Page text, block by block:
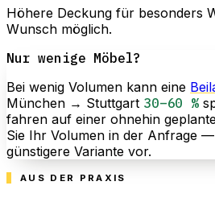
Höhere Deckung für besonders
Wunsch möglich.
Nur wenige Möbel?
Bei wenig Volumen kann eine
München → Stuttgart 30–60 %
fahren auf einer ohnehin
Sie Ihr Volumen in der Anfrage
günstigere Variante vor.
AUS DER PRAXIS